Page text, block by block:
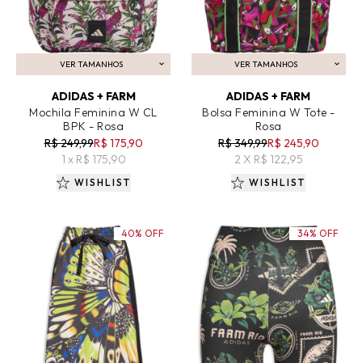
VER TAMANHOS
ADICIONAR AO CARRINHO
ADIDAS + FARM
Mochila Feminina W CL
BPK - Rosa
R$ 249,99R$ 175,90
1 x R$ 175,90
WISHLIST
VER TAMANHOS
ADICIONAR AO CARRINHO
ADIDAS + FARM
Bolsa Feminina W Tote -
Rosa
R$ 349,99R$ 245,90
2 X R$ 122,95
WISHLIST
40% OFF 34% OFF